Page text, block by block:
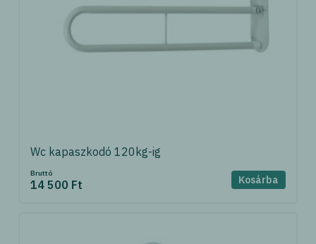
Wc kapaszkodó 120kg-ig
Bruttó
14 500 Ft Kosárba